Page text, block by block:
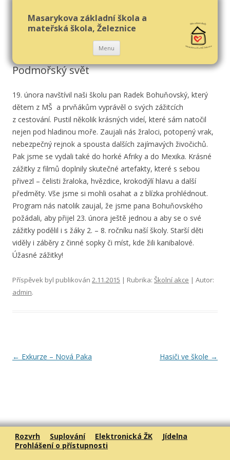
Masarykova základní škola a
mateřská škola, Železnice
Menu Přejít
k
obsahu
webu
Podmořský svět
19. února navštívil naši školu pan Radek Bohuňovský, který
dětem z MŠ a prvňákům vyprávěl o svých zážitcích
z cestování. Pustil několik krásných videí, které sám natočil
nejen pod hladinou moře. Zaujali nás žraloci, potopený vrak,
nebezpečný rejnok a spousta dalších zajímavých živočichů.
Pak jsme se vydali také do horké Afriky a do Mexika. Krásné
zážitky z filmů doplnily skutečné artefakty, které s sebou
přivezl – čelisti žraloka, hvězdice, krokodýlí hlavu a další
předměty. Vše jsme si mohli osahat a z blízka prohlédnout.
Program nás natolik zaujal, že jsme pana Bohuňovského
požádali, aby přijel 23. února ještě jednou a aby se o své
zážitky podělil i s žáky 2. – 8. ročníku naší školy. Starší děti
viděly i záběry z činné sopky či míst, kde žili kanibalové.
Úžasné zážitky!
Příspěvek byl publikován 2.11.2015 | Rubrika: Školní akce | Autor:
admin.
Navigace
← Exkurze – Nová Paka Hasiči ve škole →
Rozvrh Suplování Elektronická ŽK
Jídelna
Prohlášení o přístupnosti